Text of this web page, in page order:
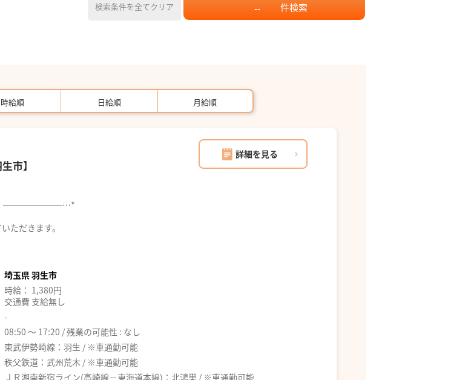
検索条件を全てクリア -- 件検索
時給順 日給順 月給順
詳細を見る
市】
す!! ───────…*
ただきます。
埼玉県 羽生市
時給： 1,380円
交通費 支給無し
-
08:50 ～ 17:20 / 残業の可能性 : なし
東武伊勢崎線：羽生 / ※車通勤可能
秩父鉄道：武州荒木 / ※車通勤可能
ＪＲ湘南新宿ライン(高崎線－東海道本線)：北鴻巣 / ※車通勤可能